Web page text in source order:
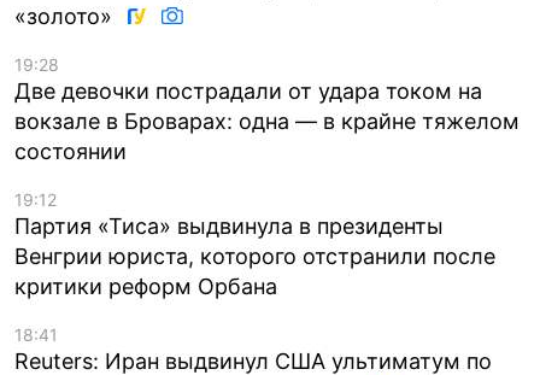
«золото»
19:28
Две девочки пострадали от удара током на
вокзале в Броварах: одна — в крайне тяжелом
состоянии
19:12
Партия «Тиса» выдвинула в президенты
Венгрии юриста, которого отстранили после
критики реформ Орбана
18:41
Reuters: Иран выдвинул США ультиматум по